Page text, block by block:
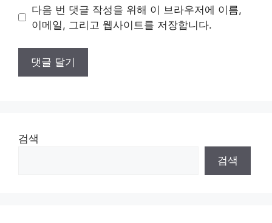
트
다음 번 댓글 작성을 위해 이 브라우저에 이름,
이메일, 그리고 웹사이트를 저장합니다.
검색
검색